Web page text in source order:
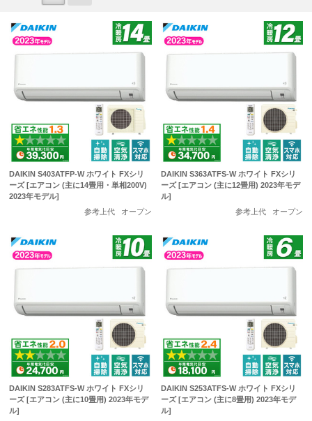
DAIKIN S403ATFP-W ホワイト FXシリ
ーズ [エアコン (主に14畳用・単相200V)
2023年モデル]
参考上代
オープン
DAIKIN S363ATFS-W ホワイト FXシリ
ーズ [エアコン (主に12畳用) 2023年モデ
ル]
参考上代
オープン
DAIKIN S283ATFS-W ホワイト FXシリ
ーズ [エアコン (主に10畳用) 2023年モデ
ル]
DAIKIN S253ATFS-W ホワイト FXシリ
ーズ [エアコン (主に8畳用) 2023年モデ
ル]